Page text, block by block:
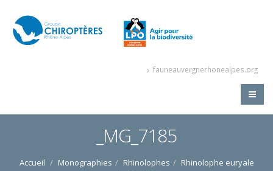
fauneauvergnerhonealpes.org
_MG_7185
Accueil Monographies Rhinolophes
Rhinolophe euryale